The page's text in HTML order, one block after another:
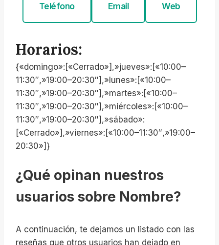
Teléfono Email Web
Horarios:
{«domingo»:[«Cerrado»],»jueves»:[«10:00–
11:30″,»19:00–20:30″],»lunes»:[«10:00–
11:30″,»19:00–20:30″],»martes»:[«10:00–
11:30″,»19:00–20:30″],»miércoles»:[«10:00–
11:30″,»19:00–20:30″],»sábado»:
[«Cerrado»],»viernes»:[«10:00–11:30″,»19:00–
20:30»]}
¿Qué opinan nuestros
usuarios sobre Nombre?
A continuación, te dejamos un listado con las
reseñas que otros usuarios han dejado en